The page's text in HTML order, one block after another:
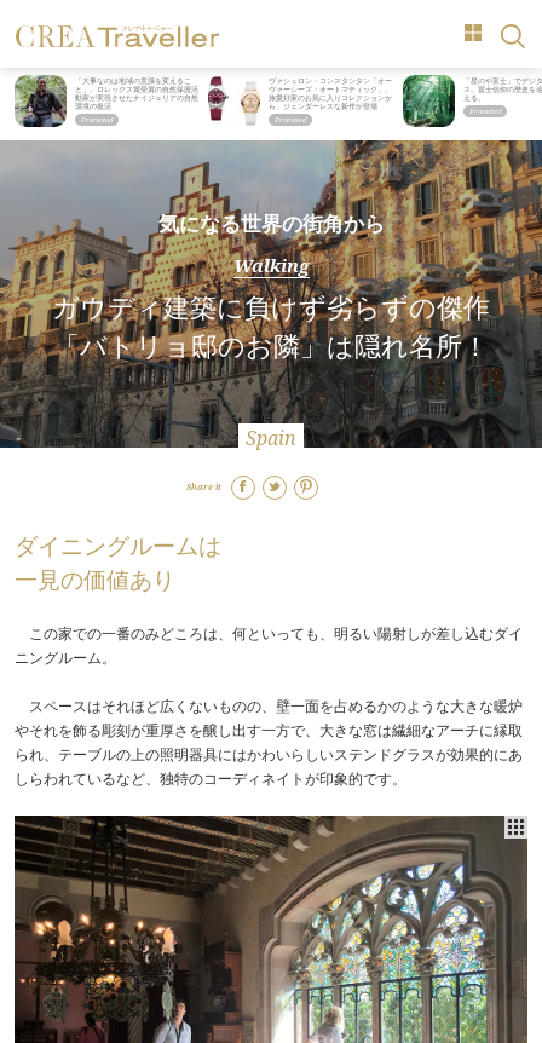
「大事なのは地域の意識を変えるこ
と」。ロレックス賞受賞の自然保護活
動家が実現させたナイジェリアの自然
環境の復活
ヴァシュロン・コンスタンタン「オー
ヴァーシーズ・オートマティック」。
旅愛好家のお気に入りコレクションか
ら、ジェンダーレスな新作が登場
「星のや富士」でデジ
ス。冨士信仰の歴史を
える。
気になる世界の街角から
Walking
ガウディ建築に負けず劣らずの傑作
「バトリョ邸のお隣」は隠れ名所！
Spain
Share it
ダイニングルームは
一見の価値あり
この家での一番のみどころは、何といっても、明るい陽射しが差し込むダイ
ニングルーム。
スペースはそれほど広くないものの、壁一面を占めるかのような大きな暖炉
やそれを飾る彫刻が重厚さを醸し出す一方で、大きな窓は繊細なアーチに縁取
られ、テーブルの上の照明器具にはかわいらしいステンドグラスが効果的にあ
しらわれているなど、独特のコーディネイトが印象的です。